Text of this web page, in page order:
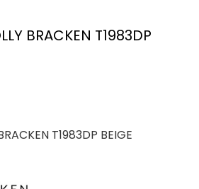
BRACKEN T1983DP
T1983DP BEIGE